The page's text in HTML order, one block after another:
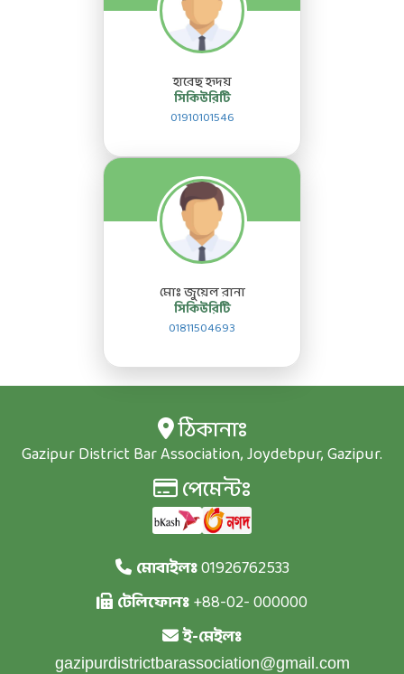
হারেছ হৃদয়
সিকিউরিটি
01910101546
মোঃ জুয়েল রানা
সিকিউরিটি
01811504693
ঠিকানাঃ
Gazipur District Bar Association, Joydebpur, Gazipur.
পেমেন্টঃ
মোবাইলঃ01926762533
টেলিফোনঃ+88-02- 000000
ই-মেইলঃ
gazipurdistrictbarassociation@gmail.com